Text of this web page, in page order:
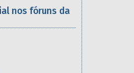
nos fóruns da